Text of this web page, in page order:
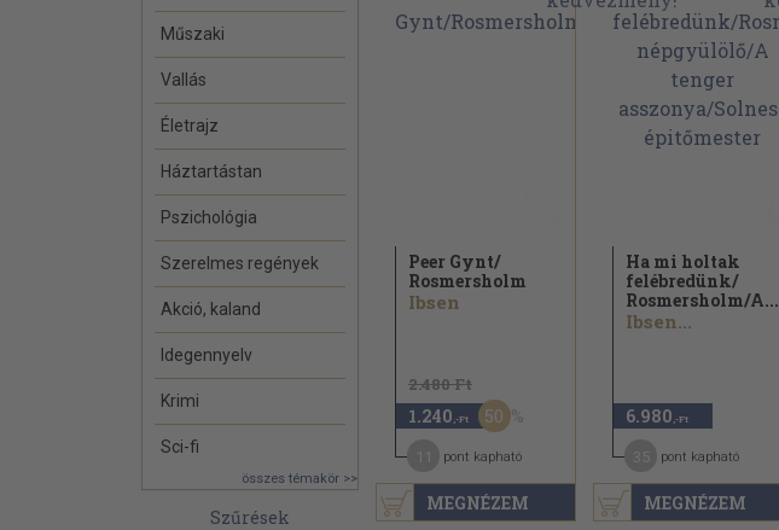
Műszaki
Vallás
Életrajz
Háztartástan
Pszichológia
Szerelmes regények
Akció, kaland
Idegennyelv
Krimi
Sci-fi
összes témakör >>
Szűrések
MEGNÉZEM
Peer Gynt/
Rosmersholm
Ibsen
2.480 Ft
1.240 ,-Ft 50
pont kapható
MEGNÉZEM
Ha mi holtak
felébredünk/
Rosmersholm/A...
Ibsen...
6.980 ,-Ft
pont kapható